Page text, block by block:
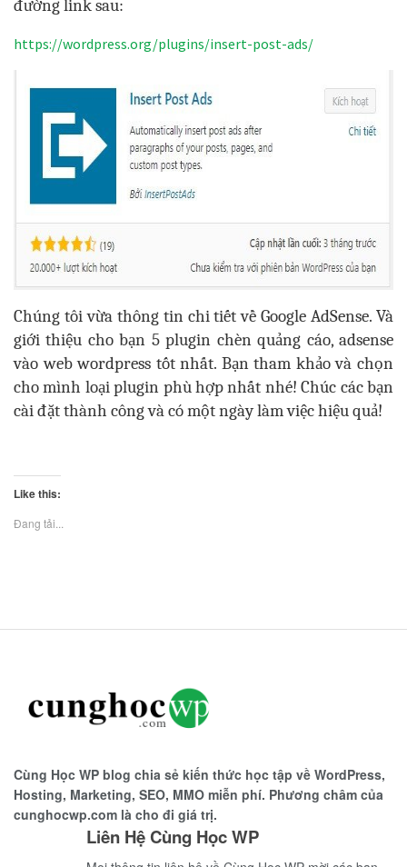
đường link sau:
https://wordpress.org/plugins/insert-post-ads/
Chúng tôi vừa thông tin chi tiết về Google AdSense. Và
giới thiệu cho bạn 5 plugin chèn quảng cáo, adsense
vào web wordpress tốt nhất. Bạn tham khảo và chọn
cho mình loại plugin phù hợp nhất nhé! Chúc các bạn
cài đặt thành công và có một ngày làm việc hiệu quả!
Like this:
Đang tải...
Cùng Học WP blog chia sẻ kiến thức học tập về WordPress,
Hosting, Marketing, SEO, MMO miễn phí. Phương châm của
cunghocwp.com là cho đi giá trị.
Liên Hệ Cùng Học WP